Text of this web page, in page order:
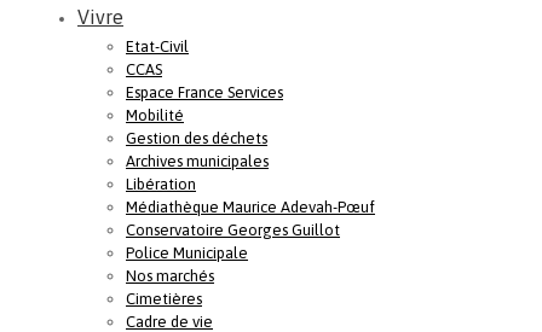
Vivre
Etat-Civil
CCAS
Espace France Services
Mobilité
Gestion des déchets
Archives municipales
Libération
Médiathèque Maurice Adevah-Pœuf
Conservatoire Georges Guillot
Police Municipale
Nos marchés
Cimetières
Cadre de vie